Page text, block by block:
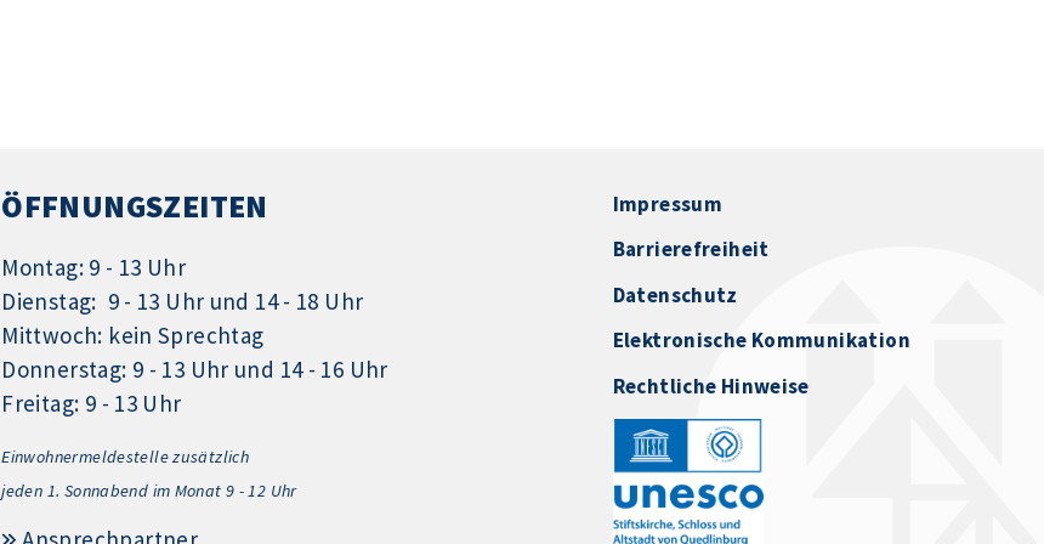
ÖFFNUNGSZEITEN
Montag: 9 - 13 Uhr
Dienstag: 9 - 13 Uhr und 14 - 18 Uhr
Mittwoch: kein Sprechtag
Donnerstag: 9 - 13 Uhr und 14 - 16 Uhr
Freitag: 9 - 13 Uhr
Einwohnermeldestelle zusätzlich
jeden 1. Sonnabend im Monat 9 - 12 Uhr
Impressum
Barrierefreiheit
Datenschutz
Elektronische Kommunikation
Rechtliche Hinweise